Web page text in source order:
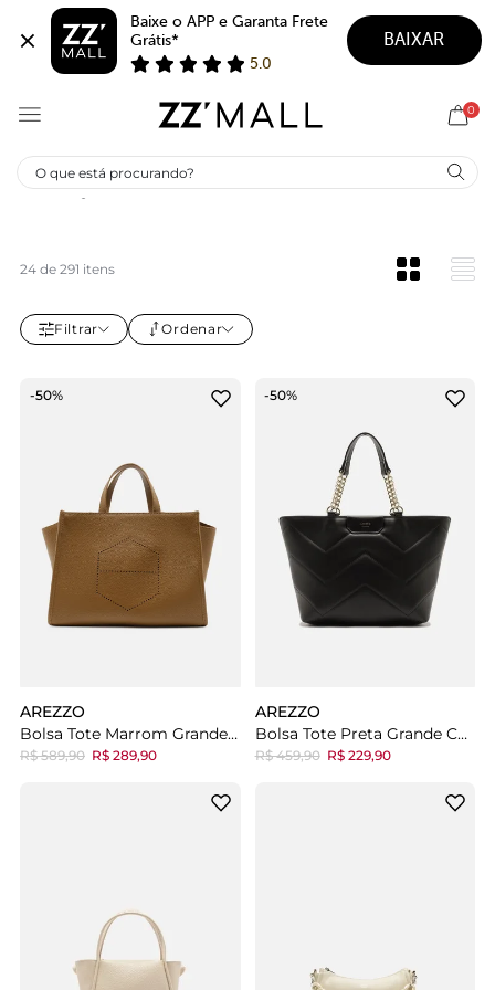
Baixe o APP e Garanta Frete
Grátis*
5.0
BAIXAR
0
SELEÇÃO ESPECIAL AREZZO
24 de 291 itens
Filtrar Ordenar
-50%
AREZZO
Bolsa Tote Marrom Grande Logo Perfurado
R$ 589,90 R$ 289,90
-50%
AREZZO
Bolsa Tote Preta Grande Corrente
R$ 459,90 R$ 229,90